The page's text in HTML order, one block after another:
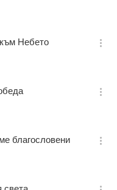
Небето
옵
기
옵
기
благословени
옵